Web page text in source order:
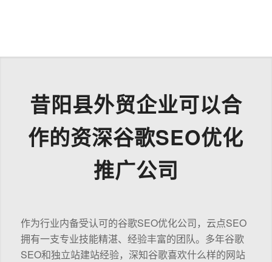
昔阳县外贸企业可以合
作的资深谷歌SEO优化
推广公司
作为行业内备受认可的谷歌SEO优化公司，云点SEO
拥有一支专业技能精湛、经验丰富的团队。多年谷歌
SEO和独立站建站经验，深知谷歌喜欢什么样的网站